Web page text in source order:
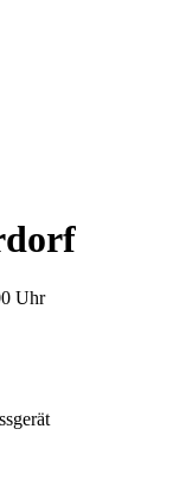
Uhr